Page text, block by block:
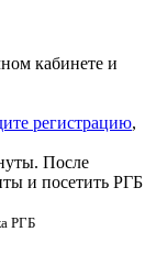
кабинете и
регистрацию,
После
и посетить РГБ
РГБ